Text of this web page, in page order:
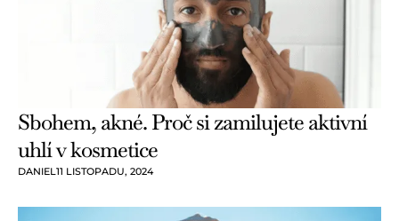
Sbohem, akné. Proč si zamilujete aktivní
uhlí v kosmetice
DANIEL11 LISTOPADU, 2024